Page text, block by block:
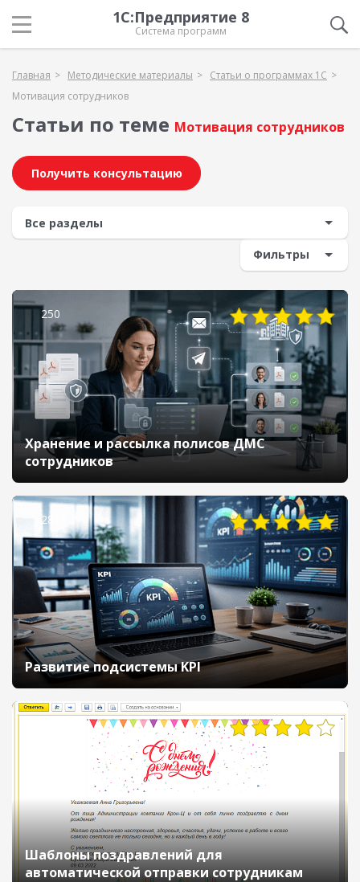
1С:Предприятие 8
Система программ
Главная Методические материалы
Статьи о программах 1С
Мотивация сотрудников
Статьи по теме Мотивация сотрудников
Получить консультацию
Фильтры
250
Хранение и рассылка полисов ДМС
сотрудников
2819
Развитие подсистемы KPI
Шаблоны поздравлений для
автоматической отправки сотрудникам